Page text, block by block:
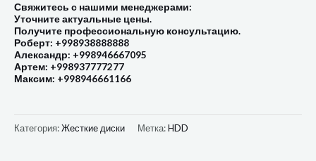
Свяжитесь с нашими менеджерами:
Уточните актуальные цены.
Получите профессиональную консультацию.
Роберт: +998938888888
Александр: +998946667095
Артем: +998937777277
Максим: +998946661166
Категория:Жесткие диски Метка:HDD